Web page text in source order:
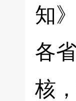
知
各
核